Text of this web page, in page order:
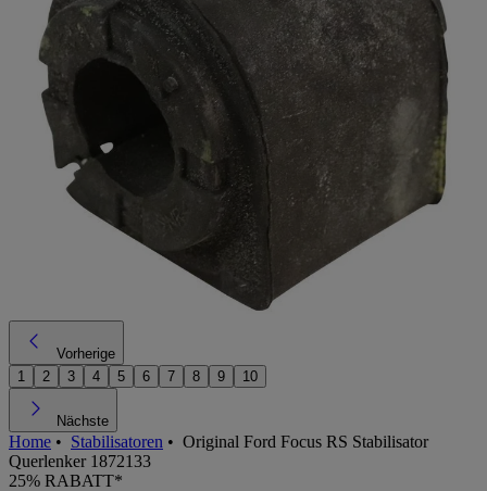
Vorherige
1
2 3 4 5 6 7 8 9 10
Nächste
Home • Stabilisatoren • Original Ford Focus RS Stabilisator
Querlenker 1872133
25% RABATT*